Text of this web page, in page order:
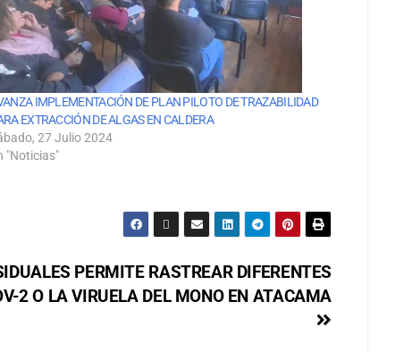
IMPLEMENTACIÓN DE PLAN PILOTO DE TRAZABILIDAD
EXTRACCIÓN DE ALGAS EN CALDERA
27 Julio 2024
"Noticias"
PERMITE RASTREAR DIFERENTES
2 O LA VIRUELA DEL MONO EN ATACAMA